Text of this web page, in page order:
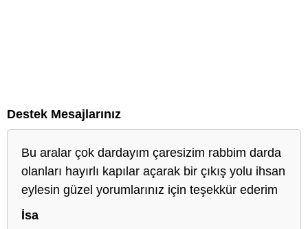
Destek Mesajlarınız
Bu aralar çok dardayım çaresizim rabbim darda
olanları hayırlı kapılar açarak bir çıkış yolu ihsan
eylesin güzel yorumlarınız için teşekkür ederim
İsa